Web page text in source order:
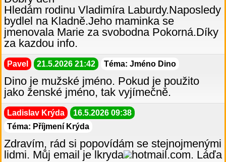
Hledám rodinu Vladimíra Laburdy.Naposledy
bydlel na Kladně.Jeho maminka se
jmenovala Marie za svobodna Pokorná.Díky
za kazdou info.
Pavel 21.5.2026 21:42 Téma: Jméno Dino
Dino je mužské jméno. Pokud je použito
jako ženské jméno, tak vyjímečně.
Ladislav Krýda
16.5.2026 09:38
Téma: Příjmení Krýda
Zdravím, rád si popovídám se stejnojmenými
lidmi. Můj email je lkryda
hotmail.com. Láďa